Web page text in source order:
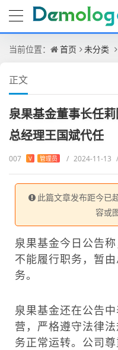
当前位置： 首页 未分类
正文
泉果基金董事长任
总经理王国斌代任
007 V 管理员 / 2024-11-13 /
此篇文章发布距今已
容或
泉果基金今日公告
不能履行职务，暂
务。
泉果基金还在公告
营，严格遵守法律
务正常运转。公司